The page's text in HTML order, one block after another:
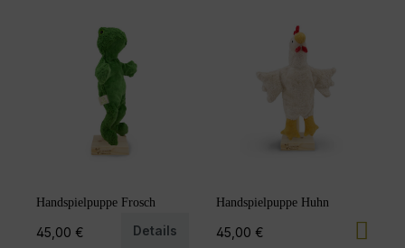
Handspielpuppe Frosch
45,00 € Details
Handspielpuppe Huhn
45,00 €